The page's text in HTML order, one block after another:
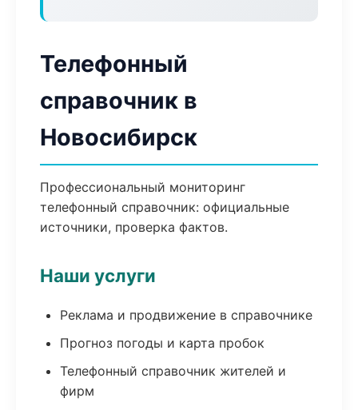
Телефонный
справочник в
Новосибирск
Профессиональный мониторинг
телефонный справочник: официальные
источники, проверка фактов.
Наши услуги
Реклама и продвижение в справочнике
Прогноз погоды и карта пробок
Телефонный справочник жителей и
фирм